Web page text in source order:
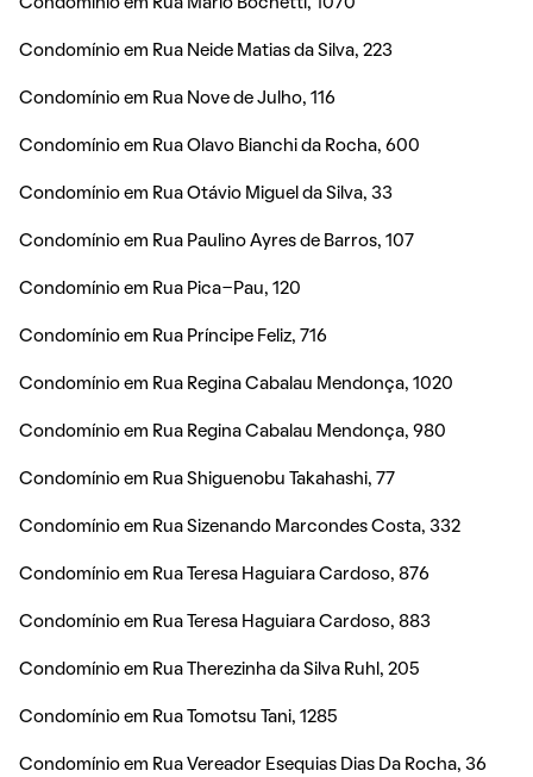
Condomínio em Rua Mário Bochetti, 1070
Condomínio em Rua Neide Matias da Silva, 223
Condomínio em Rua Nove de Julho, 116
Condomínio em Rua Olavo Bianchi da Rocha, 600
Condomínio em Rua Otávio Miguel da Silva, 33
Condomínio em Rua Paulino Ayres de Barros, 107
Condomínio em Rua Pica-Pau, 120
Condomínio em Rua Príncipe Feliz, 716
Condomínio em Rua Regina Cabalau Mendonça, 1020
Condomínio em Rua Regina Cabalau Mendonça, 980
Condomínio em Rua Shiguenobu Takahashi, 77
Condomínio em Rua Sizenando Marcondes Costa, 332
Condomínio em Rua Teresa Haguiara Cardoso, 876
Condomínio em Rua Teresa Haguiara Cardoso, 883
Condomínio em Rua Therezinha da Silva Ruhl, 205
Condomínio em Rua Tomotsu Tani, 1285
Condomínio em Rua Vereador Esequias Dias Da Rocha, 36